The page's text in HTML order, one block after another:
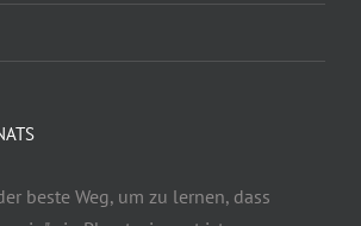
beste Weg, um zu lernen, dass